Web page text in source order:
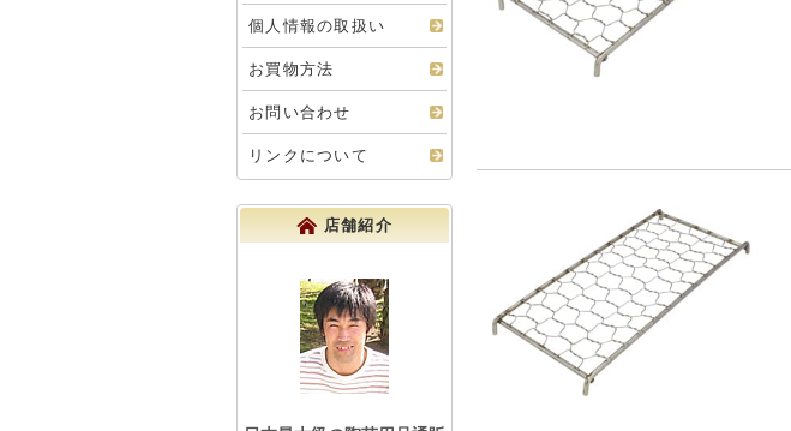
個人情報の取扱い
お買物方法
お問い合わせ
リンクについて
店舗紹介